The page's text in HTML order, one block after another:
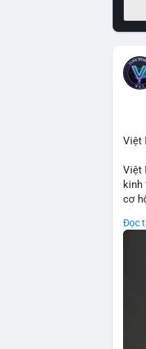
Việt
Việt
kinh
cơ
đầu
Đọc